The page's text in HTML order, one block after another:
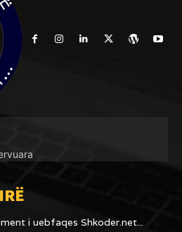
i uebfaqes Shkoder.net...